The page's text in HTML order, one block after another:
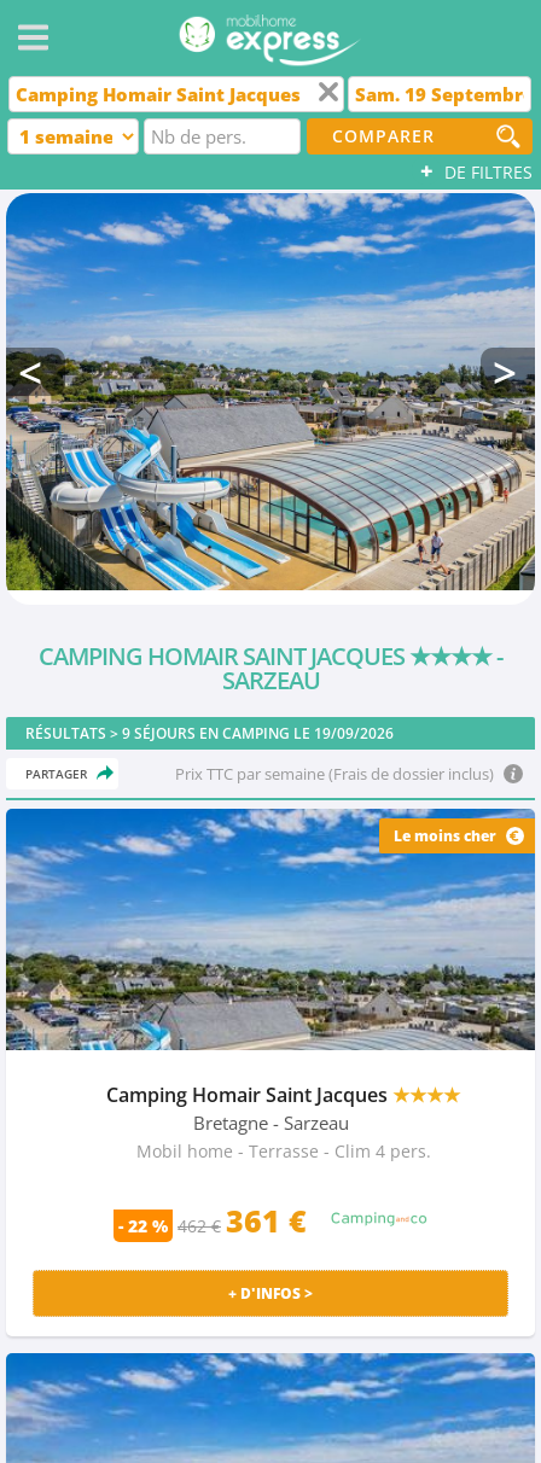
COMPARER
+ DE FILTRES
CAMPING HOMAIR SAINT JACQUES★★★★-
SARZEAU
RÉSULTATS >9SÉJOURS EN CAMPING LE 19/09/2026
PARTAGER Prix TTC par semaine (Frais de dossier inclus)
Le moins cher
Camping Homair Saint Jacques ★★★★
Bretagne - Sarzeau
Mobil home - Terrasse - Clim 4 pers.
- 22 % 462 € 361 €
+ D'INFOS >